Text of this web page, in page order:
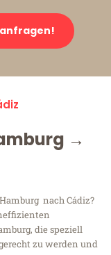
→
nach Cádiz?
die speziell
zu werden und